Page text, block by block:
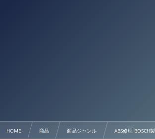
HOME 商品 商品ジャンル ABS修理 BOSCH製